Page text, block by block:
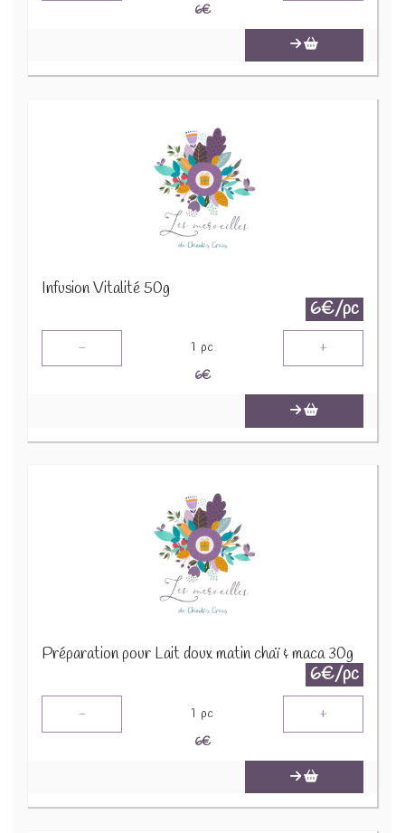
6€
Infusion Vitalité 50g
6€/pc
- 1 pc +
6€
Préparation pour Lait doux matin chaï & maca 30g
6€/pc
- 1 pc +
6€